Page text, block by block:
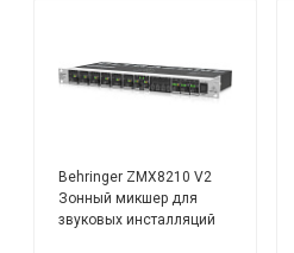
Behringer ZMX8210 V2
Зонный микшер для
звуковых инсталляций